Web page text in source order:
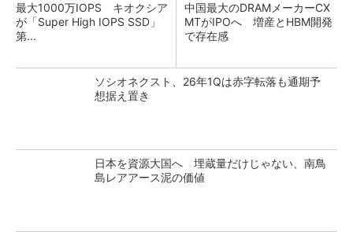
最大1000万IOPS キオクシア
が「Super High IOPS SSD」
第...
中国最大のDRAMメーカーCX
MTがIPOへ 増産とHBM開発
で存在感
ソシオネクスト、26年1Qは赤字転落も通期予
想据え置き
日本を資源大国へ 埋蔵量だけじゃない、南鳥
島レアアース泥の価値